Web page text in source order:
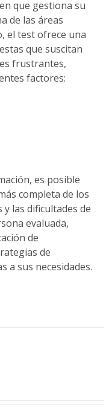
que gestiona su
de las áreas
el test ofrece una
que suscitan
frustrantes,
factores:
es posible
completa de los
las dificultades de
evaluada,
de
de
a sus necesidades.